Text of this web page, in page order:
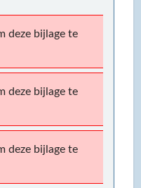
deze bijlage te
deze bijlage te
deze bijlage te